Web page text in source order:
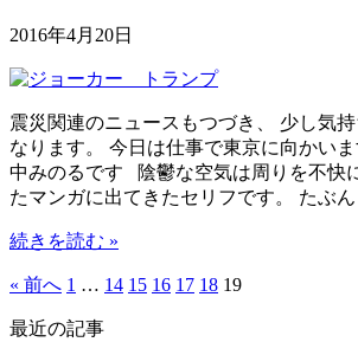
2016年4月20日
震災関連のニュースもつづき、 少し気
なります。 今日は仕事で東京に向かい
中みのるです 陰鬱な空気は周りを不快
たマンガに出てきたセリフです。 たぶ
続きを読む »
« 前へ 1 … 14 15 16 17 18 19
最近の記事